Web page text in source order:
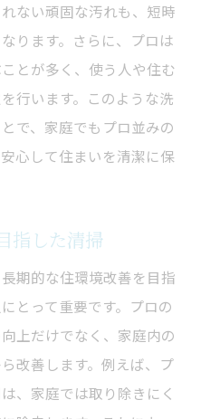
掃のテクニック
わうための工夫
る清掃の役割
える影響
を見直す方法
イルを支えるクリーニ
実感向上
じた心身のリフレッシ
ない頑固な汚れも、短時
ります。さらに、プロは
とが多く、使う人や住む
行います。このような洗
で、家庭でもプロ並みの
心して住まいを清潔に保
指した清掃
期的な住環境改善を目指
とって重要です。プロの
上だけでなく、家庭内の
改善します。例えば、プ
、家庭では取り除きにく